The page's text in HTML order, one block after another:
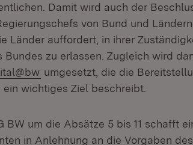
Damit wird auch der
von Bund und
Länder auffordert, in ihrer
zu erlassen. Zugleich wird
(Öffnet in neuem Fenster)
umgesetzt, die die
wichtiges Ziel beschreibt.
BW um die Absätze 5 bis 11 schafft
in Anlehnung an die Vorgaben des